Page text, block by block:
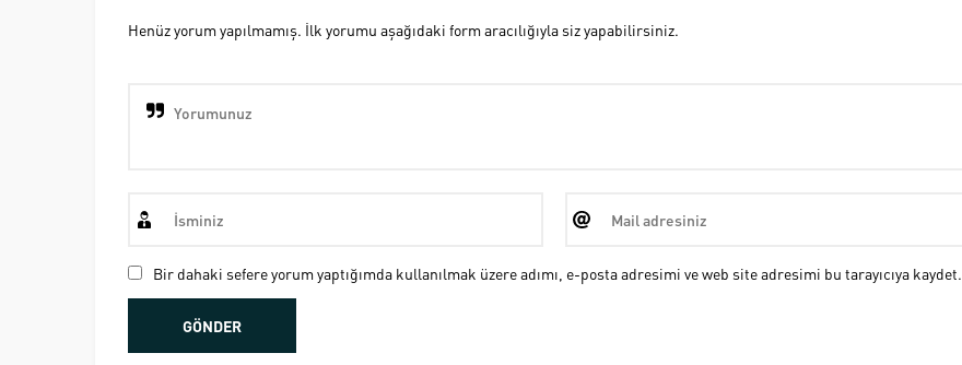
Henüz yorum yapılmamış. İlk yorumu aşağıdaki form aracılığıyla siz yapabilirsiniz.
Bir dahaki sefere yorum yaptığımda kullanılmak üzere adımı, e-posta adresimi ve web site adresimi bu tarayıcıya kaydet.